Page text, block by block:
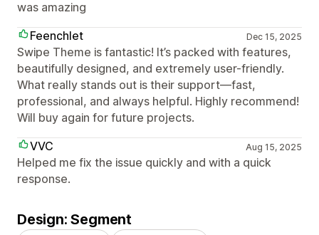
was amazing
Feenchlet
Dec 15, 2025
Swipe Theme is fantastic! It’s packed with features,
beautifully designed, and extremely user-friendly.
What really stands out is their support—fast,
professional, and always helpful. Highly recommend!
Will buy again for future projects.
VVC
Aug 15, 2025
Helped me fix the issue quickly and with a quick
response.
Design: Segment